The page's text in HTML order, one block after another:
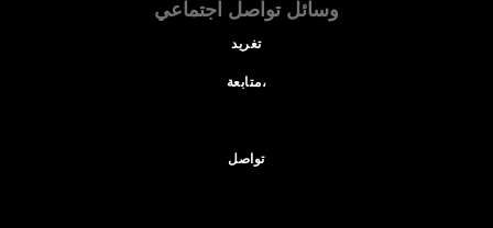
وسائل تواصل اجتماعي
تغريد
متابعة،
تواصل